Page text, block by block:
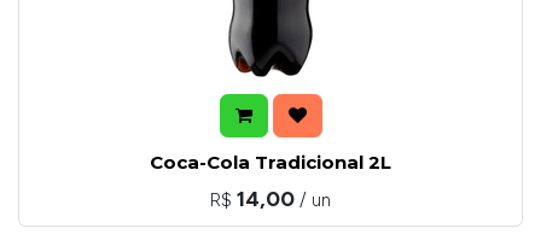
Coca-Cola Tradicional 2L
R$ 14,00 / un